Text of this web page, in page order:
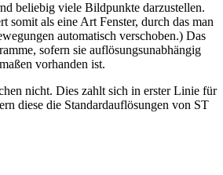
beliebig viele Bildpunkte darzustellen.
als eine Art Fenster, durch das man
automatisch verschoben.) Das
sofern sie auflösungsunabhängig
vorhanden ist.
nicht. Dies zahlt sich in erster Linie für
diese die Standardauflösungen von ST